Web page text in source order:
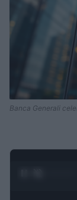
Banca Generali